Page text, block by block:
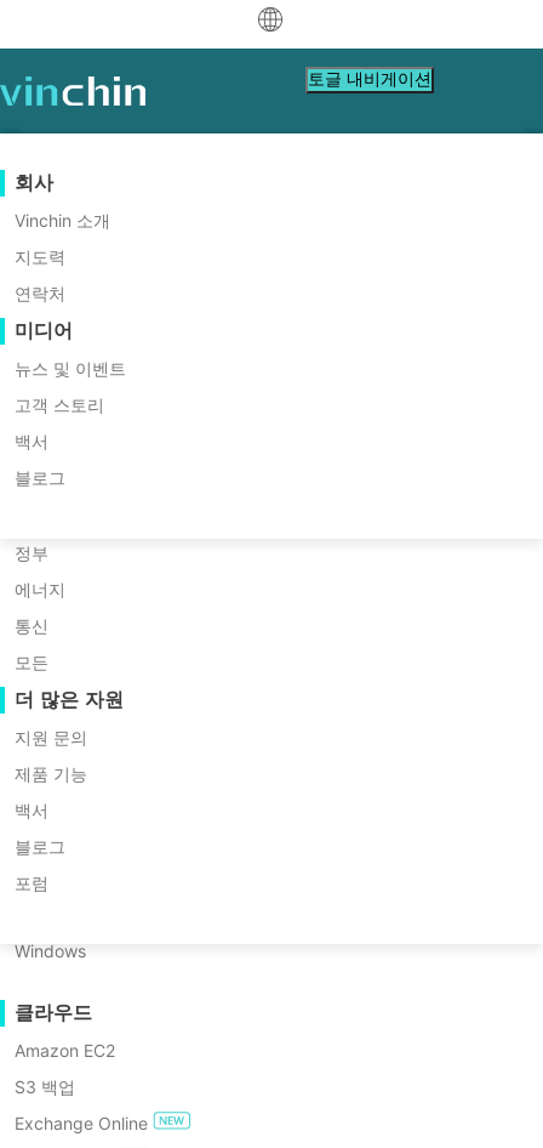
데이터 보호
백업 및 복구
실시간 복제
연속 데이터 보호
원격 복사
아카이빙
작업 오케스트레이션
워크로드 이동성
V2V 마이그레이션
P2P 마이그레이션
C2C 마이그레이션
C2V 마이그레이션
P2C 마이그레이션
복구 가능성
VM 복구 검증
OS 복구 검증
대규모 엔드포인트
클라우드로 백업하기
가상
VMware
Hyper-V
Proxmox
XCP-ng
oVirt
H3C CAS/UIS
ZStack
Sangfor HCI
Huawei FusionCompute
Red Hat Virtualization
Oracle OLVM
XenServer/Citrix Hypervisor
KayGrid
InCloud Sphere
Arcfra
FusionOne Compute
NexaVM
물리 서버
Windows
클라우드
Amazon EC2
S3 백업
Exchange Online
지원 리소스
지식 베이스
비디오 수첩
도움말 센터
라이브 이벤트
웨비나
라이브 데모
고객 스토리
IT 서비스
정부
에너지
통신
모든
더 많은 자원
지원 문의
제품 기능
백서
블로그
포럼
구입 안내
구매 방법 배우기
라이선스 정책
FAQs
연락처
견적 신청
협력 파트너가 되세요
파트너 프로그램
협력 파트너가 되세요
파트너 찾기
현지 파트너 찾기
이미 파트너인가요?
파트너 포털 로그인
회사
Vinchin 소개
지도력
연락처
미디어
뉴스 및 이벤트
고객 스토리
백서
블로그
토글 내비게이션
홈 Tech Tips
RMAN 대비 데이터 펌프: 오라클
데이터베이스를 위한 올바른 백업
솔루션 선택
Oracle 데이터베이스 백업 및 복구를 위해
RMAN, 데이터 펌프(Data Pump) 및 타사 도구들
이 평가됩니다. RMAN은 Oracle과의 심층적인 통
합을 제공하며 전체, 증분 및 아카이브 로그 백업을
및 부분 백업 분야에서 뛰어난 성능을 보입니다. 타
능, 그리고 적용 시나리오를 조명하여 DBA가 강력
한 데이터 보호와 효율적인 재해 복구에 적합한 도
목
차
구
데
펌
목차:
Vinchin: 데이터베이스 백업 및 복구
를 간소화한 올인원 솔루션
도구 선택하기